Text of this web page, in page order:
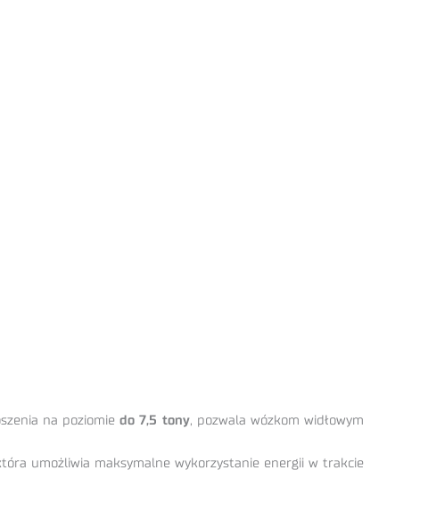
na poziomiedo 7,5 tony, pozwala wózkom widłowym
umożliwia maksymalne wykorzystanie energii w trakcie